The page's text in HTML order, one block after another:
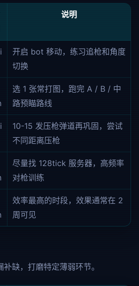
说明
开启 bot 移动，练习追枪和角度
切换
选 1 张常打图，跑完 A / B / 中
路预瞄路线
10-15 发压枪弹道再巩固，尝试
不同距离压枪
尽量找 128tick 服务器，高频率
对枪训练
效率最高的时段，效果通常在 2
周可见
缺，打磨特定薄弱环节。